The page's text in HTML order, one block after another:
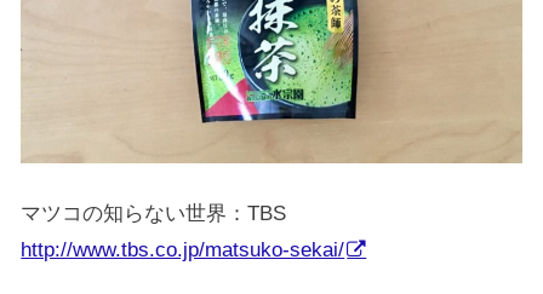
マツコの知らない世界：TBS
http://www.tbs.co.jp/matsuko-sekai/